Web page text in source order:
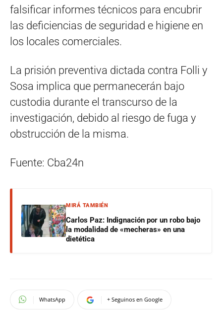
falsificar informes técnicos para encubrir
las deficiencias de seguridad e higiene en
los locales comerciales.
La prisión preventiva dictada contra Folli y
Sosa implica que permanecerán bajo
custodia durante el transcurso de la
investigación, debido al riesgo de fuga y
obstrucción de la misma.
Fuente: Cba24n
MIRÁ TAMBIÉN
Carlos Paz: Indignación por un robo bajo
la modalidad de «mecheras» en una
dietética
WhatsApp + Seguinos en Google